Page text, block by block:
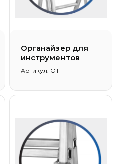
Органайзер для
инструментов
Артикул: OT